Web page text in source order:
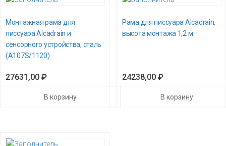
Монтажная рама для
писсуара Alcadrain и
сенсорного устройства, сталь
(A107S/1120)
27631,00 ₽
В корзину
Рама для писсуара Alcadrain,
высота монтажа 1,2 м
24238,00 ₽
В корзину